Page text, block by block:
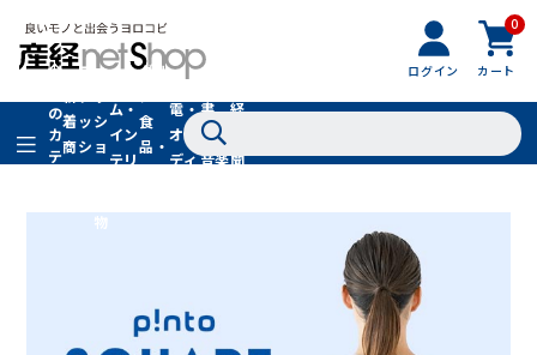
ログイン
0
カート
全
の
カ
テ
着
商
品
フ
ッ
シ
ョ
フ
ァ
シ
ョ
ン
物
ム・
イン
テリ
グル
食
品・
ドリ
家
電・
オー
ディ
書
籍・
音楽
経
聞